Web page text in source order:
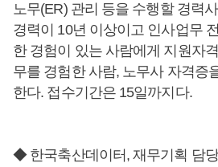
노무(ER) 관리 등을 수행할 경력
경력이 10년 이상이고 인사업무
한 경험이 있는 사람에게 지원자
무를 경험한 사람, 노무사 자격증
한다. 접수기간은 15일까지다.
◆ 한국축산데이터, 재무기획 담